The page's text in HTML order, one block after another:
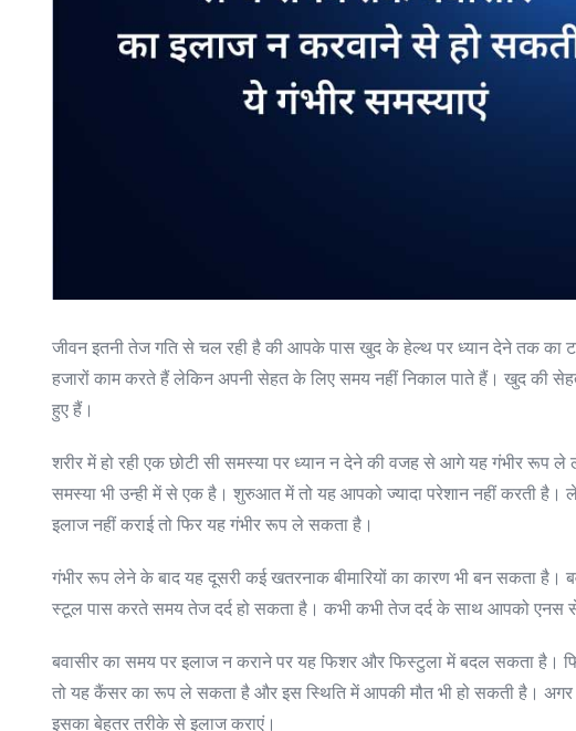
जीवन इतनी तेज गति से चल रही है की आपके पास खुद के हेल्थ पर ध्यान देने तक का
हजारों काम करते हैं लेकिन अपनी सेहत के लिए समय नहीं निकाल पाते हैं। खुद की
हुए हैं।
शरीर में हो रही एक छोटी सी समस्या पर ध्यान न देने की वजह से आगे यह गंभीर रूप
समस्या भी उन्ही में से एक है। शुरुआत में तो यह आपको ज्यादा परेशान नहीं करती
इलाज नहीं कराई तो फिर यह गंभीर रूप ले सकता है।
गंभीर रूप लेने के बाद यह दूसरी कई खतरनाक बीमारियों का कारण भी बन सकता है।
स्टूल पास करते समय तेज दर्द हो सकता है। कभी कभी तेज दर्द के साथ आपको
बवासीर का समय पर इलाज न कराने पर यह फिशर और फिस्टुला में बदल सकता है।
तो यह कैंसर का रूप ले सकता है और इस स्थिति में आपकी मौत भी हो सकती है।
इसका बेहतर तरीके से इलाज कराएं।